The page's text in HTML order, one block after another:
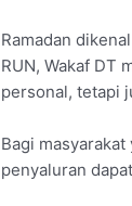
Ramadan
RUN, Wakaf DT
personal, tetapi
Bagi
penyaluran